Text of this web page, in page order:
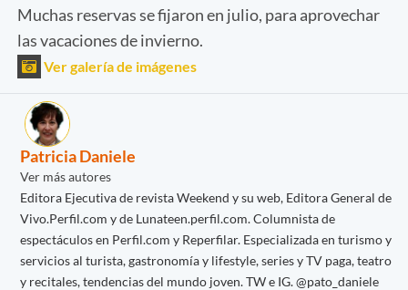
Muchas reservas se fijaron en julio, para aprovechar
las vacaciones de invierno.
Ver galería de imágenes
Patricia Daniele
Ver más autores
Editora Ejecutiva de revista Weekend y su web, Editora General de
Vivo.Perfil.com y de Lunateen.perfil.com. Columnista de
espectáculos en Perfil.com y Reperfilar. Especializada en turismo y
servicios al turista, gastronomía y lifestyle, series y TV paga, teatro
y recitales, tendencias del mundo joven. TW e IG. @pato_daniele